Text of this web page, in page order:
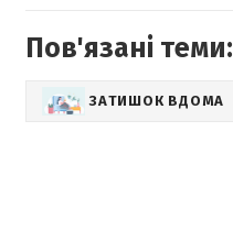
Пов'язані теми:
ЗАТИШОК ВДОМА